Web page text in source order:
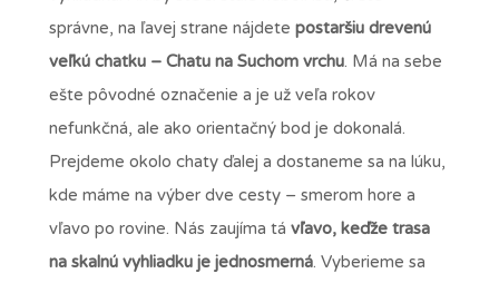
správne, na ľavej strane nájdete postaršiu drevenú
veľkú chatku – Chatu na Suchom vrchu. Má na sebe
ešte pôvodné označenie a je už veľa rokov
nefunkčná, ale ako orientačný bod je dokonalá.
Prejdeme okolo chaty ďalej a dostaneme sa na lúku,
kde máme na výber dve cesty – smerom hore a
vľavo po rovine. Nás zaujíma tá vľavo, keďže trasa
na skalnú vyhliadku je jednosmerná. Vyberieme sa